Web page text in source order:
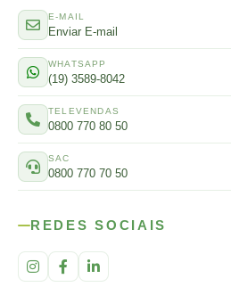
E-MAIL
Enviar E-mail
WHATSAPP
(19) 3589-8042
TELEVENDAS
0800 770 80 50
SAC
0800 770 70 50
REDES SOCIAIS